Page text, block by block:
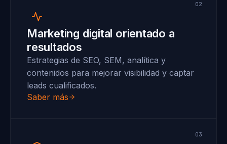
02
Marketing digital orientado a
resultados
Estrategias de SEO, SEM, analítica y
contenidos para mejorar visibilidad y captar
leads cualificados.
Saber más
03